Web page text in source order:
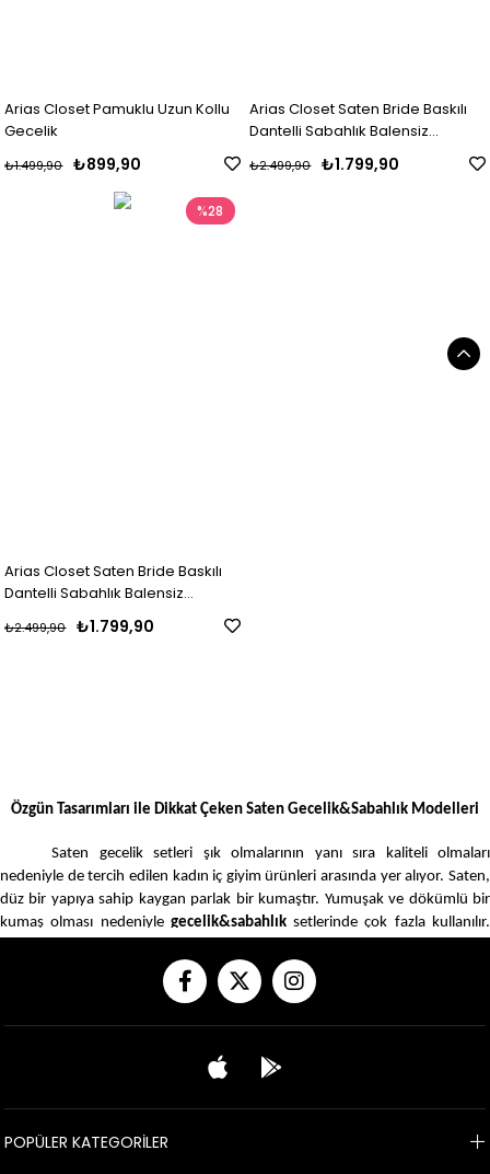
Arias Closet Pamuklu Uzun Kollu
Gecelik
₺899,90
₺1.499,90
Arias Closet Saten Bride Baskılı
Dantelli Sabahlık Balensiz
Desteksiz Dolgusuz Bralet Sütyen
ve Şort 3'lü Takım
₺1.799,90
₺2.499,90
Arias Closet Saten Bride Baskılı
Dantelli Sabahlık Balensiz
Desteksiz Dolgusuz Bralet Sütyen
ve Şort 3'lü Takım
₺1.799,90
₺2.499,90
%28
Özgün Tasarımları ile Dikkat Çeken Saten Gecelik&Sabahlık Modelleri
Saten gecelik setleri şık olmalarının yanı sıra kaliteli olmaları
nedeniyle de tercih edilen kadın iç giyim ürünleri arasında yer alıyor. Saten,
düz bir yapıya sahip kaygan parlak bir kumaştır. Yumuşak ve dökümlü bir
kumaş olması nedeniyle gecelik&sabahlıksetlerinde çok fazla kullanılır.
takımlarında bu çeşitliliği bulmak mümkündür. Zarif ve parlak yapısıyla
kullananlara seksi bir hava kazandıran saten gecelik modellerini yakından
Saten Gecelik&Sabahlık Özellikleri
Saten gecelik&sabahlık
takımları yumuşak bir dokuya sahiptir.
POPÜLER KATEGORİLER